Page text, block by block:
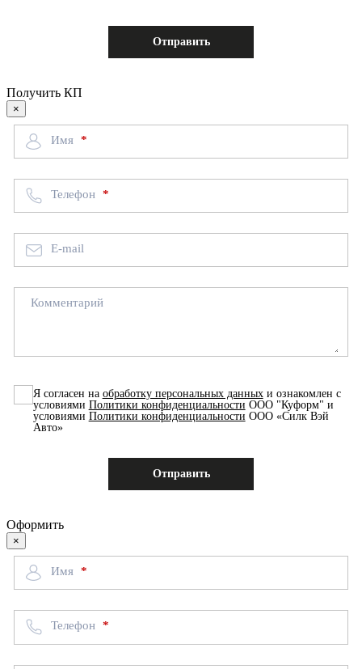
Получить КП
×
Имя
Телефон
E-mail
Комментарий
Я согласен на обработку персональных данныхи ознакомлен с
условиями Политики конфиденциальности ООО "Куформ" и
условиями Политики конфиденциальности ООО «Силк Вэй
Авто»
Оформить
×
Имя
Телефон